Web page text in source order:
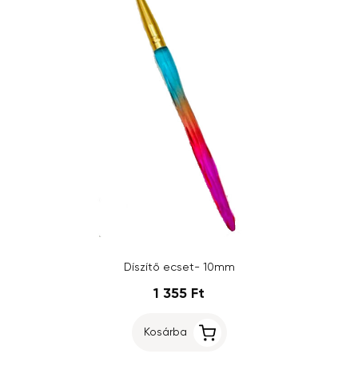
Díszítő ecset- 10mm
1 355 Ft
Kosárba